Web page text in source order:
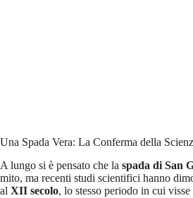
Una Spada Vera: La Conferma della
A lungo si è pensato che la spada di San
mito, ma recenti studi scientifici hanno
al XII secolo, lo stesso periodo in cui visse